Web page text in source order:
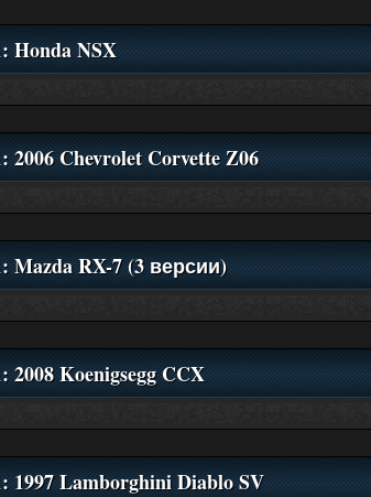
Honda NSX
2006 Chevrolet Corvette Z06
Mazda RX-7 (3 версии)
2008 Koenigsegg CCX
1997 Lamborghini Diablo SV